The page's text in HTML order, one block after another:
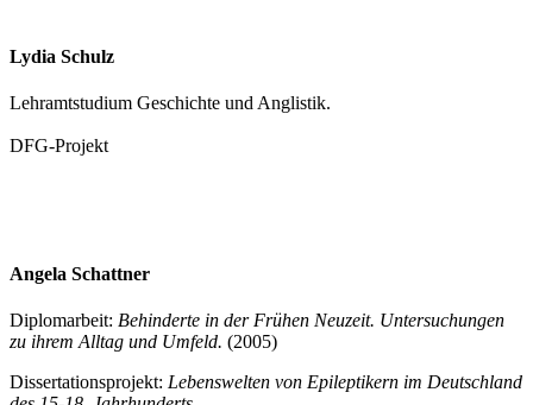
Lydia Schulz
Lehramtstudium Geschichte und Anglistik.
DFG-Projekt
Angela Schattner
Diplomarbeit: Behinderte in der Frühen Neuzeit. Untersuchungen
zu ihrem Alltag und Umfeld. (2005)
Dissertationsprojekt: Lebenswelten von Epileptikern im Deutschland